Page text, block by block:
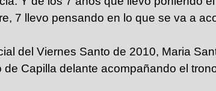
7 llevo pensando en lo que se va a
del Viernes Santo de 2010, Maria
de Capilla delante acompañando el